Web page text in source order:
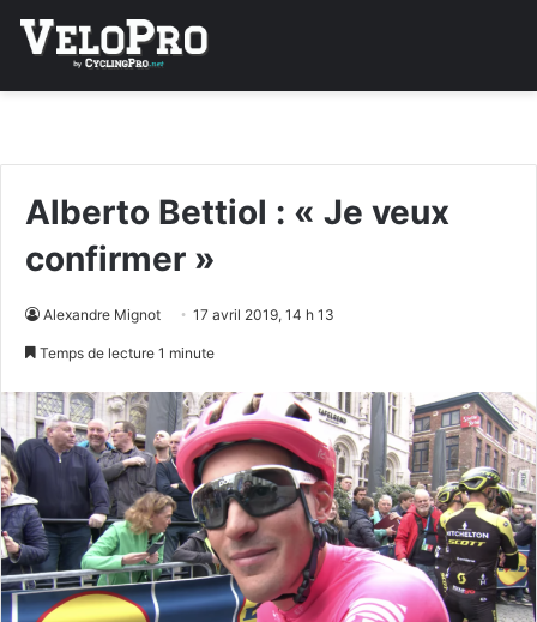
Alberto Bettiol : « Je veux
confirmer »
Alexandre Mignot 17 avril 2019, 14 h 13
Temps de lecture 1 minute